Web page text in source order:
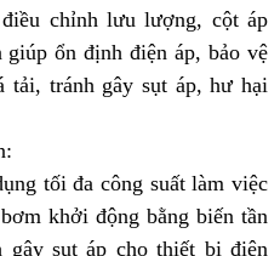
chỉnh lưu lượng, cột áp
ổn định điện áp, bảo vệ
tải, tránh gây sụt áp, hư hại
tối đa công suất làm việc
khởi động bằng biến tần
gây sụt áp cho thiết bị điện